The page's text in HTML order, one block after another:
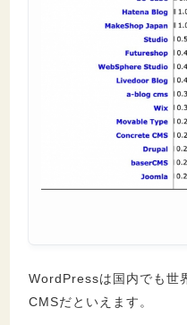
いるCMSです
WordPressは国内でも世
CMSだといえます。